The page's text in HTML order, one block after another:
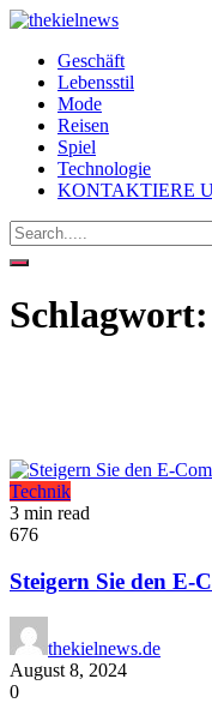
Geschäft
Lebensstil
Mode
Reisen
Spiel
Technologie
KONTAKTIERE
Schlagwort:
Technik
3 min read
676
Steigern Sie den E-
thekielnews.de
August 8, 2024
0